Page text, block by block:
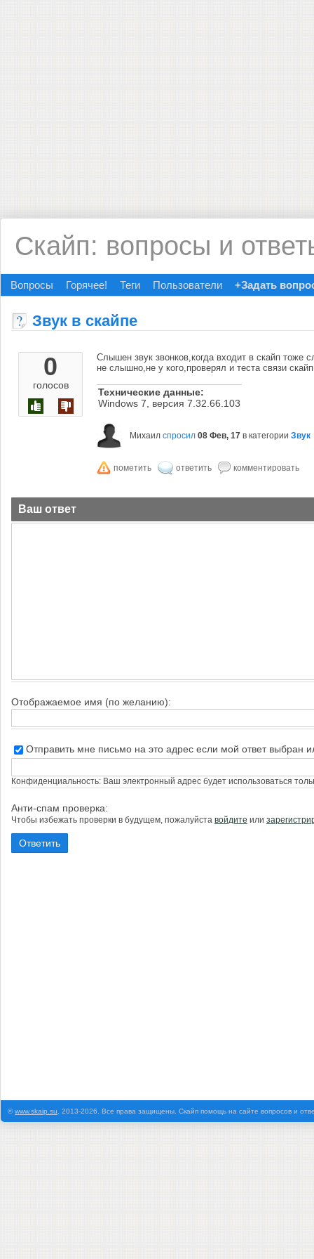
Скайп: вопросы и
Вопросы Горячее! Теги Пользователи +Задать
Звук в скайпе
0
голосов
Слышен звук звонков,когда входит в скайп тоже
не слышно,не у кого,проверял и теста связи
Технические данные:
Windows 7, версия 7.32.66.103
Михаил спросил 08 Фев, 17 в категории Звук
Ваш ответ
Отображаемое имя (по желанию):
Отправить мне письмо на это адрес если мой ответ выбран
Конфиденциальность: Ваш электронный адрес будет использоваться
Анти-спам проверка:
Чтобы избежать проверки в будущем, пожалуйста войдите или
©www.skaip.su , 2013-2026. Все права защищены. Скайп помощь на сайте вопросов и